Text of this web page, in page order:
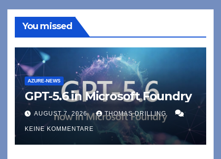
You missed
AZURE-NEWS
GPT-5.6 in Microsoft Foundry
AUGUST 7, 2026 THOMAS DRILLING
KEINE KOMMENTARE